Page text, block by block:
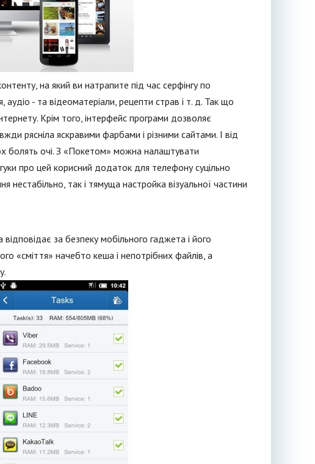
на який ви натрапите під час серфінгу по
аудіо - та відеоматеріали, рецепти страв і т. д. Так що
Крім того, інтерфейс програми дозволяє
рясніла яскравими фарбами і різними сайтами. І від
болять очі. З «Покетом» можна налаштувати
про цей корисний додаток для телефону суцільно
нестабільно, так і тямуща настройка візуальної частини
за безпеку мобільного гаджета і його
«сміття» начебто кеша і непотрібних файлів, а